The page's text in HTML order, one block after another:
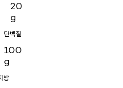
20
g
단백질
100
g
방